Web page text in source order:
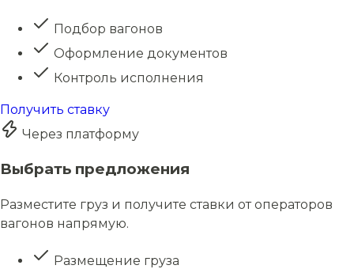
Подбор вагонов
Оформление документов
Контроль исполнения
Получить ставку
Через платформу
Выбрать предложения
Разместите груз и получите ставки от операторов
вагонов напрямую.
Размещение груза